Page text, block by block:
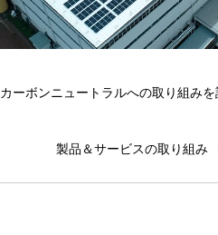
カーボンニュートラルへの取り組みを
製品＆サービスの取り組み